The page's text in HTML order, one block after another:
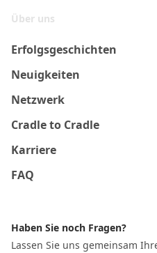
Über uns
Erfolgsgeschichten
Neuigkeiten
Netzwerk
Cradle to Cradle
Karriere
FAQ
Haben Sie noch Fragen?
Lassen Sie uns gemeinsam